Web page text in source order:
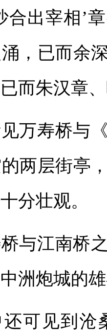
合出宰相’
，已而余
而朱汉章
万寿桥与
两层街亭
分壮观。
与江南桥
洲炮城的
还可见到沧